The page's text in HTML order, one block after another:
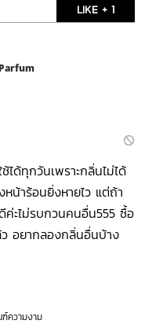
LIKE + 1
ด้ทุกวันเพราะกลิ่นไม่ได้
น้าร้อนยิ่งหายไว​ แต่ถ้า
ค่ะไม่รบกวนคนอื่น555​ ซื้อ
ว​ อยากลองกลิ่นอื่นบ้าง
ความงาม